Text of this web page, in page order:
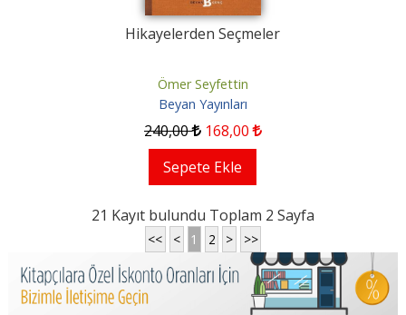
Hikayelerden Seçmeler
Ömer Seyfettin
Beyan Yayınları
240,00 168,00
Sepete Ekle
21 Kayıt bulundu Toplam 2 Sayfa
<< < 1 2 > >>